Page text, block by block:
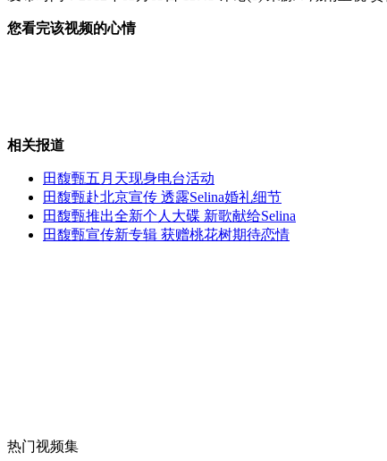
17名政协委员呼吁春晚初一举办
平板电脑成儿童"新宠" 也成"杀手"
您看完该视频的心情
相关报道
田馥甄五月天现身电台活动
田馥甄赴北京宣传 透露Selina婚礼细节
田馥甄推出全新个人大碟 新歌献给Selina
田馥甄宣传新专辑 获赠桃花树期待恋情
热门视频集